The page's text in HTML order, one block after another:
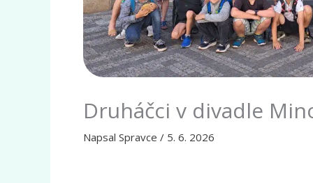
Druháčci v divadle
Napsal Spravce / 5. 6. 2026